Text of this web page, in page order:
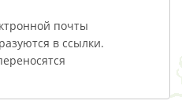
почты
в ссылки.